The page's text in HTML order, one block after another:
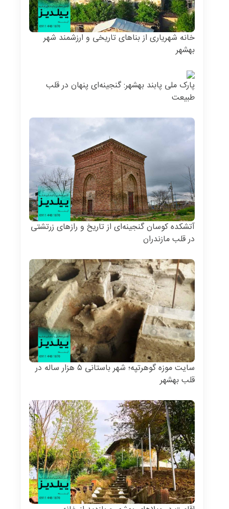
خانه شهریاری از بناهای تاریخی و ارزشمند شهر
بهشهر
پارک ملی پابند بهشهر: گنجینه‌ای پنهان در قلب
طبیعت
آتشکده کوسان گنجینه‌ای از تاریخ و رازهای زرتشتی
در قلب مازندران
سایت موزه گوهر‌تپه؛ شهر باستانی ۵ هزار ساله در
قلب بهشهر